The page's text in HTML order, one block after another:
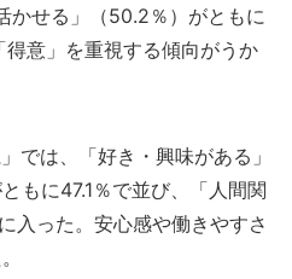
かせる」（50.2％）がともに
意」を重視する傾向がうか
では、「好き・興味がある」
もに47.1％で並び、「人間関
入った。安心感や働きやすさ